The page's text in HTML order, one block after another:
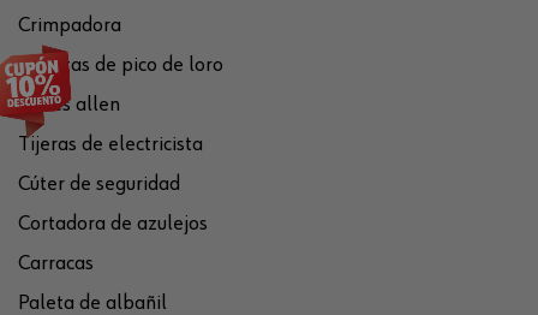
Crimpadora
Tenazas de pico de loro
Llaves allen
Tijeras de electricista
Cúter de seguridad
Cortadora de azulejos
Carracas
Paleta de albañil